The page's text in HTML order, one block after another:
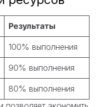
Результаты
100% выполнения
90% выполнения
80% выполнения